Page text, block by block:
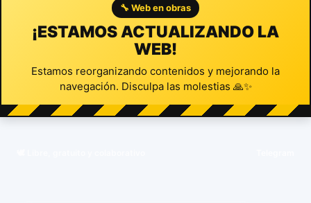
🔧 Web en obras
¡ESTAMOS ACTUALIZANDO LA
WEB!
Estamos reorganizando contenidos y mejorando la
navegación. Disculpa las molestias 🙏✨